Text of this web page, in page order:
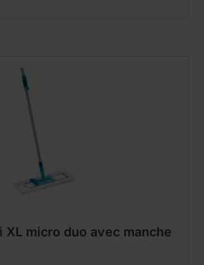
XL micro duo avec manche